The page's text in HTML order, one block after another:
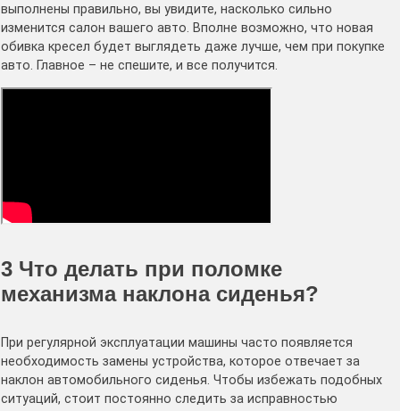
выполнены правильно, вы увидите, насколько сильно
изменится салон вашего авто. Вполне возможно, что новая
обивка кресел будет выглядеть даже лучше, чем при покупке
авто. Главное – не спешите, и все получится.
3 Что делать при поломке
механизма наклона сиденья?
При регулярной эксплуатации машины часто появляется
необходимость замены устройства, которое отвечает за
наклон автомобильного сиденья. Чтобы избежать подобных
ситуаций, стоит постоянно следить за исправностью